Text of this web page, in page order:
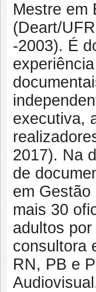
Mestre em
(Deart/
-2003). É
executiva,
2017). Na
de
em
mais 30
adultos
consultora
RN, PB e